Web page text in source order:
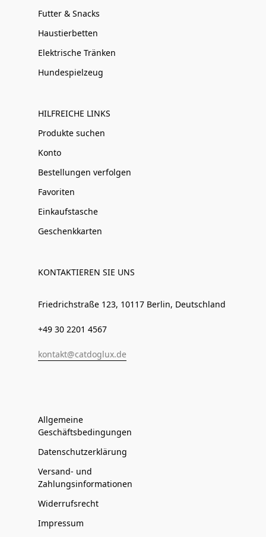
Futter & Snacks
Haustierbetten
Elektrische Tränken
Hundespielzeug
HILFREICHE LINKS
Produkte suchen
Konto
Bestellungen verfolgen
Favoriten
Einkaufstasche
Geschenkkarten
KONTAKTIEREN SIE UNS
Friedrichstraße 123, 10117 Berlin, Deutschland
+49 30 2201 4567
kontakt@catdoglux.de
Allgemeine
Geschäftsbedingungen
Datenschutzerklärung
Versand- und
Zahlungsinformationen
Widerrufsrecht
Impressum